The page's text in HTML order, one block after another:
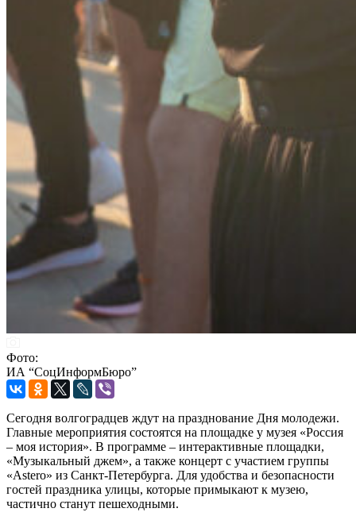
Фото:
ИА “СоцИнформБюро”
Сегодня волгоградцев ждут на празднование Дня молодежи.
Главные мероприятия состоятся на площадке у музея «Россия
– моя история». В программе – интерактивные площадки,
«Музыкальный джем», а также концерт с участием группы
«Astero» из Санкт-Петербурга. Для удобства и безопасности
гостей праздника улицы, которые примыкают к музею,
частично станут пешеходными.